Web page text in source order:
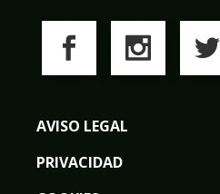
AVISO LEGAL
PRIVACIDAD